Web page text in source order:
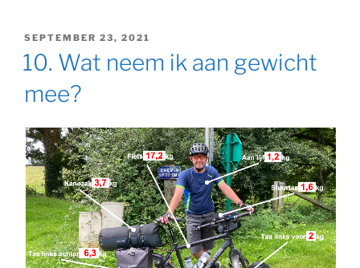
GEPLAATST
OP
SEPTEMBER 23, 2021
10. Wat neem ik aan gewicht
mee?